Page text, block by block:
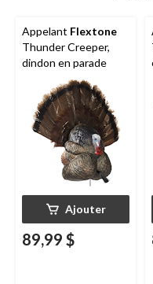
Appelant Flextone
Thunder Creeper,
dindon en parade
Ajouter
89,99 $